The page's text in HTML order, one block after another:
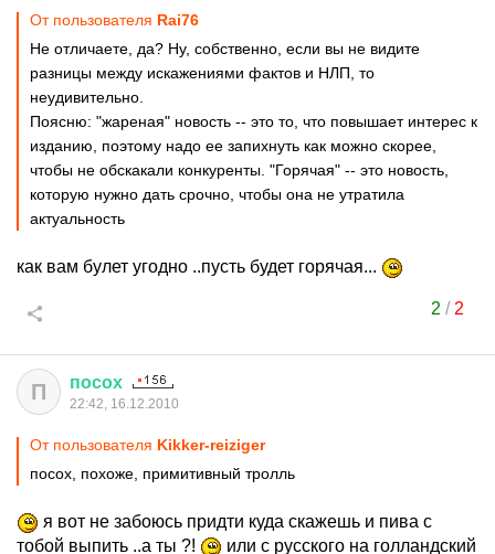
От пользователя Rai76
Не отличаете, да? Ну, собственно, если вы не видите
разницы между искажениями фактов и НЛП, то
неудивительно.
Поясню: "жареная" новость -- это то, что повышает интерес к
изданию, поэтому надо ее запихнуть как можно скорее,
чтобы не обскакали конкуренты. "Горячая" -- это новость,
которую нужно дать срочно, чтобы она не утратила
актуальность
как вам булет угодно ..пусть будет горячая...
2 / 2
П посох
22:42, 16.12.2010
От пользователя Kikker-reiziger
посох, похоже, примитивный тролль
я вот не забоюсь придти куда скажешь и пива с
тобой выпить ..а ты ?!
или с русского на голландский